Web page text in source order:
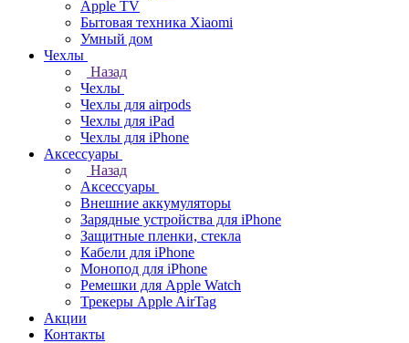
Apple TV
Бытовая техника Xiaomi
Умный дом
Чехлы
Назад
Чехлы
Чехлы для airpods
Чехлы для iPad
Чехлы для iPhone
Аксессуары
Назад
Аксессуары
Внешние аккумуляторы
Зарядные устройства для iPhone
Защитные пленки, стекла
Кабели для iPhone
Монопод для iPhone
Ремешки для Apple Watch
Трекеры Apple AirTag
Акции
Контакты